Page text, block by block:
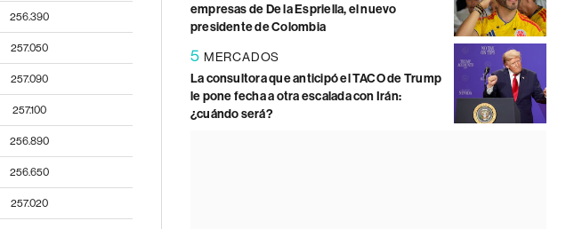
256.390
257.050
257.090
257.100
256.890
256.650
257.020
empresas de De la Espriella, el nuevo
presidente de Colombia
5 MERCADOS
La consultora que anticipó el TACO de Trump
le pone fecha a otra escalada con Irán:
¿cuándo será?